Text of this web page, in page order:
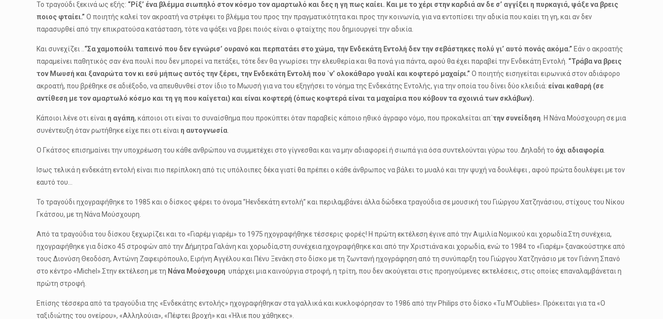
Το τραγούδι ξεκινά ως εξής: “Ρίξ’ ένα βλέμμα σιωπηλό στον κόσμο τον αμαρτωλό και δες η γη πως καίει. Και με το χέρι στην καρδιά αν δε σ’ αγγίξει η πυρκαγιά, ψάξε να βρεις
ποιος φταίει.”Ο ποιητής καλεί τον ακροατή να στρέψει το βλέμμα του προς την πραγματικότητα και προς την κοινωνία, για να εντοπίσει την αδικία που καίει τη γη, και αν δεν
παρασυρθεί από την επικρατούσα κατάσταση, τότε να ψάξει να βρει ποιός είναι ο φταίχτης που δημιουργεί την αδικία.
Και συνεχίζει .. “Σα χαμοπούλι ταπεινό που δεν εγνώρισ’ ουρανό και περπατάει στο χώμα, την Ενδεκάτη Εντολή δεν την σεβάστηκες πολύ γι’ αυτό πονάς ακόμα.” Εάν ο ακροατής
παραμείνει παθητικός σαν ένα πουλί που δεν μπορεί να πετάξει, τότε δεν θα γνωρίσει την ελευθερία και θα πονά για πάντα, αφού θα έχει παραβεί την Ενδεκάτη Εντολή. “Τράβα να βρεις
τον Μωυσή και ξαναρώτα τον κι εσύ μήπως αυτός την ξέρει, την Ενδεκάτη Εντολή που `ν’ ολοκάθαρο γυαλί και κοφτερό μαχαίρι.”Ο ποιητής εισηγείται ειρωνικά στον αδιάφορο
ακροατή, που βρέθηκε σε αδιέξοδο, να απευθυνθεί στον ίδιο το Μωυσή για να του εξηγήσει το νόημα της Ενδεκάτης Εντολής, για την οποία του δίνει δύο κλειδιά: είναι καθαρή (σε
αντίθεση με τον αμαρτωλό κόσμο και τη γη που καίγεται) και είναι κοφτερή (όπως κοφτερά είναι τα μαχαίρια που κόβουν τα σχοινιά των σκλάβων).
Κάποιοι λένε οτι είναι η αγάπη, κάποιοι οτι είναι το συναίσθημα που προκύπτει όταν παραβείς κάποιο ηθικό άγραφο νόμο, που προκαλείται απ΄την συνείδηση . Η Νάνα Μούσχουρη σε μια
συνέντευξη όταν ρωτήθηκε είχε πει οτι είναι η αυτογνωσία
Ο Γκάτσος επισημαίνει την υποχρέωση του κάθε ανθρώπου να συμμετέχει στο γίγνεσθαι και να μην αδιαφορεί ή σιωπά για όσα συντελούνται γύρω του. Δηλαδή το όχι αδιαφορία
Ισως τελικά η ενδεκάτη εντολή είναι πιο περίπλοκη από τις υπόλοιπες δέκα γιατί θα πρέπει ο κάθε άνθρωπος να βάλει το μυαλό και την ψυχή να δουλέψει , αφού πρώτα δουλέψει με τον
εαυτό του…
Το τραγούδι ηχογραφήθηκε το 1985 και ο δίσκος φέρει το όνομα ”Ηενδεκάτη εντολή” και περιλαμβάνει άλλα δώδεκα τραγούδια σε μουσική του Γιώργου Χατζηνάσιου, στίχους του Νίκου
Γκάτσου, με τη Νάνα Μούσχουρη.
Από τα τραγούδια του δίσκου ξεχωρίζει και το «Γιαρέμ γιαρέμ» το 1975 ηχογραφήθηκε τέσσερις φορές! Η πρώτη εκτέλεση έγινε από την Αιμιλία Νομικού και χορωδία.Στη συνέχεια,
ηχογραφήθηκε για δίσκο 45 στροφών από την Δήμητρα Γαλάνη και χορωδία,στη συνέχεια ηχογραφήθηκε και από την Χριστιάνα και χορωδία, ενώ το 1984 το «Γιαρέμ» ξανακούστηκε από
τους Διονύση Θεοδόση, Αντώνη Ζαφειρόπουλο, Ειρήνη Αγγέλου και Πένυ Ξενάκη στο δίσκο με τη ζωντανή ηχογράφηση από τη συνύπαρξη του Γιώργου Χατζηνάσιο με τον Γιάννη Σπανό
στο κέντρο «Michel».Στην εκτέλεση με τη Νάνα Μούσχουρη υπάρχει μια καινούργια στροφή, η τρίτη, που δεν ακούγεται στις προηγούμενες εκτελέσεις, στις οποίες επαναλαμβάνεται η
πρώτη στροφή.
Επίσης τέσσερα από τα τραγούδια της «Ενδεκάτης εντολής» ηχογραφήθηκαν στα γαλλικά και κυκλοφόρησαν το 1986 από την Philips στο δίσκο «Tu M’Oublies». Πρόκειται για τα «Ο
ταξιδιώτης του ονείρου», «Αλληλούια», «Πέφτει βροχή» και «Ήλιε που χάθηκες».